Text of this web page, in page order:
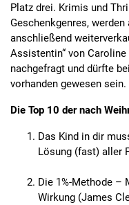
Platz drei. Krimis und
Geschenkgenres,
anschließend
Assistentin“ von
nachgefragt und dürfte
vorhanden gewesen sein.
Die Top 10 der nach
Das Kind in dir
Lösung (fast) aller
Die 1%-Methode –
Wirkung (James